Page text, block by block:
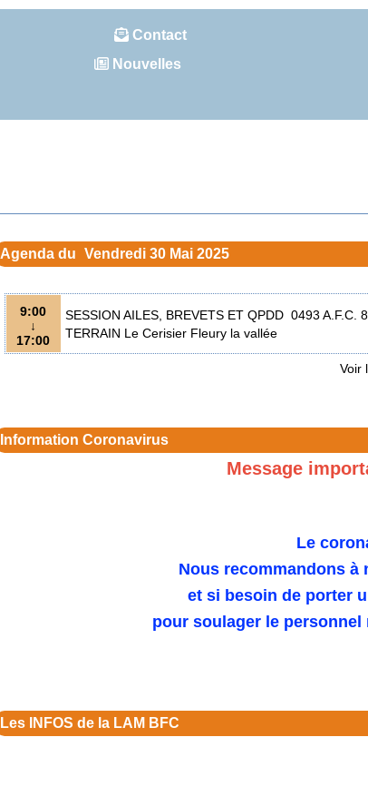
Contact
Nouvelles
Agenda du Vendredi 30 Mai 2025
9:00
↓
17:00
SESSION AILES, BREVETS ET QPDD 0493 A.F.C.
TERRAIN Le Cerisier Fleury la vallée
Voir
Information Coronavirus
Message
Le
Nous recommandons à
et si besoin de porter
pour soulager le
Les INFOS de la LAM BFC